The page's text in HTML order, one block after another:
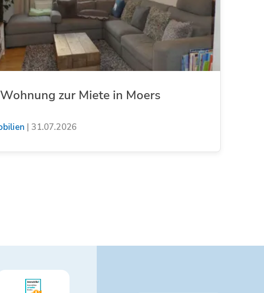
zur Miete in Moers
| 31.07.2026